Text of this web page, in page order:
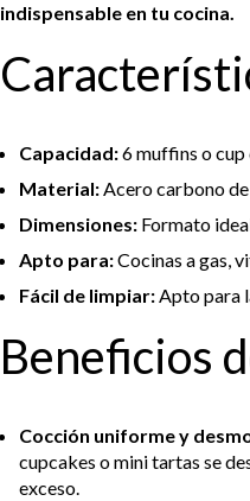
indispensable en tu cocina.
Capacidad:6 muffins o cup
Material:Acero carbono
Dimensiones: Formato
Apto para:Cocinas a gas,
Fácil de limpiar:Apto para
Beneficios
Cocción uniforme y
cupcakes o mini tartas se
exceso.